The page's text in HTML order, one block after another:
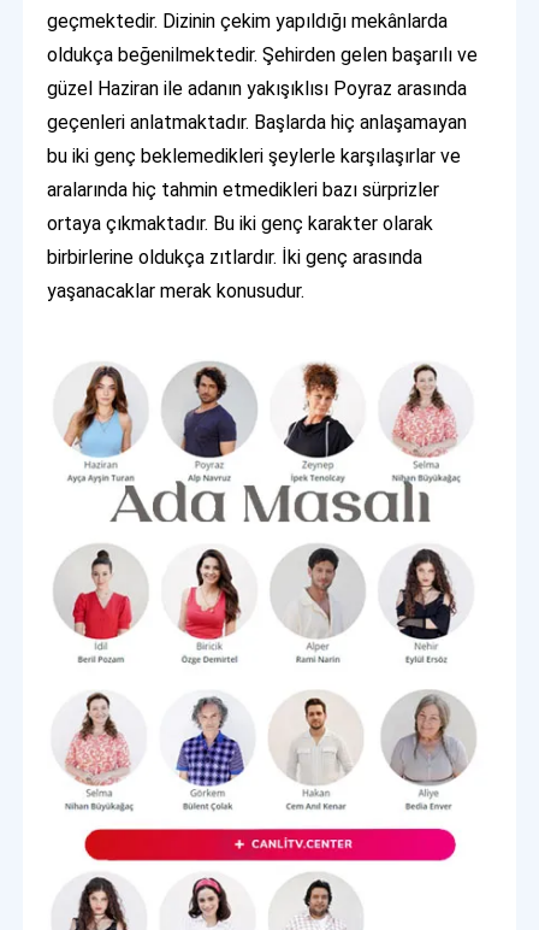
geçmektedir. Dizinin çekim yapıldığı mekânlarda
oldukça beğenilmektedir. Şehirden gelen başarılı ve
güzel Haziran ile adanın yakışıklısı Poyraz arasında
geçenleri anlatmaktadır. Başlarda hiç anlaşamayan
bu iki genç beklemedikleri şeylerle karşılaşırlar ve
aralarında hiç tahmin etmedikleri bazı sürprizler
ortaya çıkmaktadır. Bu iki genç karakter olarak
birbirlerine oldukça zıtlardır. İki genç arasında
yaşanacaklar merak konusudur.